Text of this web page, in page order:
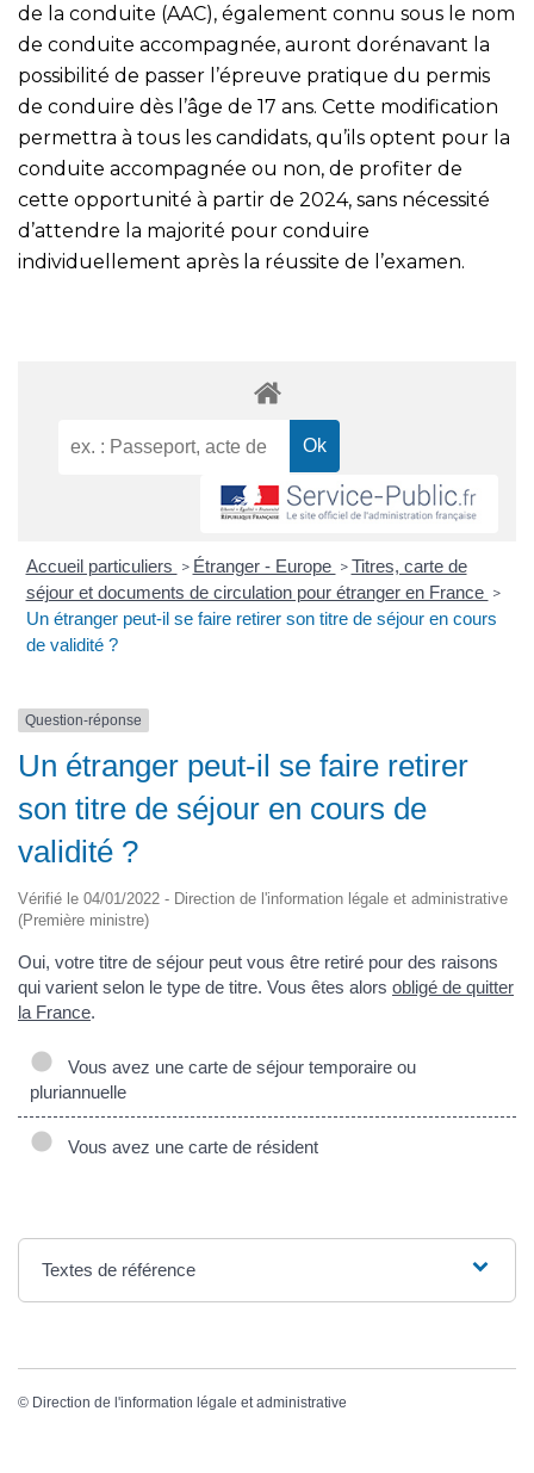
de la conduite (AAC), également connu sous le nom
de conduite accompagnée, auront dorénavant la
possibilité de passer l’épreuve pratique du permis
de conduire dès l’âge de 17 ans. Cette modification
permettra à tous les candidats, qu’ils optent pour la
conduite accompagnée ou non, de profiter de
cette opportunité à partir de 2024, sans nécessité
d’attendre la majorité pour conduire
individuellement après la réussite de l’examen.
Accueil particuliers > Étranger - Europe > Titres, carte de
séjour et documents de circulation pour étranger en France >
Un étranger peut-il se faire retirer son titre de séjour en cours
de validité ?
Question-réponse
Un étranger peut-il se faire retirer
son titre de séjour en cours de
validité ?
Vérifié le 04/01/2022 - Direction de l'information légale et administrative
(Première ministre)
Oui, votre titre de séjour peut vous être retiré pour des raisons
qui varient selon le type de titre. Vous êtes alors obligé de quitter
la France.
Vous avez une carte de séjour temporaire ou
pluriannuelle
Vous avez une carte de résident
Textes de référence
© Direction de l'information légale et administrative